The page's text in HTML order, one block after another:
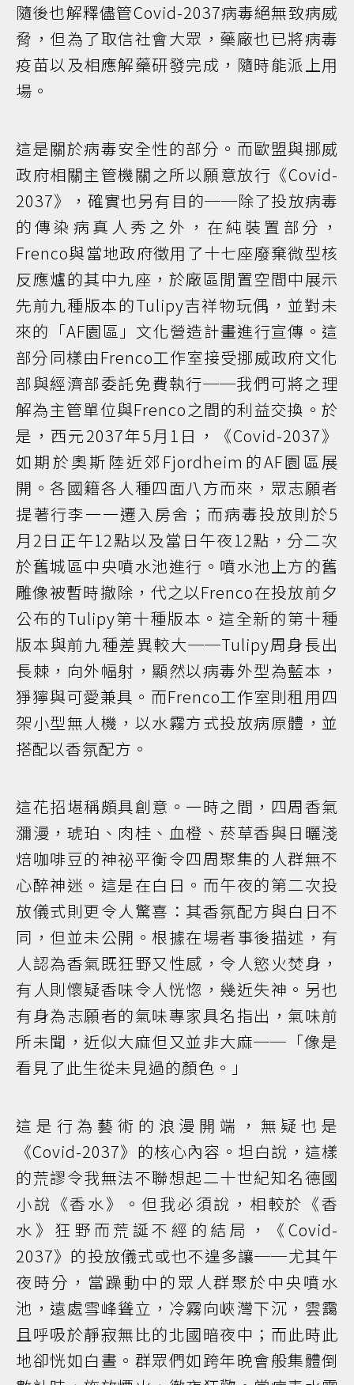
隨後也解釋儘管Covid-2037病毒絕無致病威
脅，但為了取信社會大眾，藥廠也已將病毒
疫苗以及相應解藥研發完成，隨時能派上用
場。
這是關於病毒安全性的部分。而歐盟與挪威
政府相關主管機關之所以願意放行《Covid-
2037》，確實也另有目的──除了投放病毒
的傳染病真人秀之外，在純裝置部分，
Frenco與當地政府徵用了十七座廢棄微型核
反應爐的其中九座，於廠區閒置空間中展示
先前九種版本的Tulipy吉祥物玩偶，並對未
來的「AF園區」文化營造計畫進行宣傳。這
部分同樣由Frenco工作室接受挪威政府文化
部與經濟部委託免費執行──我們可將之理
解為主管單位與Frenco之間的利益交換。於
是，西元2037年5月1日，《Covid-2037》
如期於奧斯陸近郊Fjordheim的AF園區展
開。各國籍各人種四面八方而來，眾志願者
提著行李一一遷入房舍；而病毒投放則於5
月2日正午12點以及當日午夜12點，分二次
於舊城區中央噴水池進行。噴水池上方的舊
雕像被暫時撤除，代之以Frenco在投放前夕
公布的Tulipy第十種版本。這全新的第十種
版本與前九種差異較大──Tulipy周身長出
長棘，向外幅射，顯然以病毒外型為藍本，
猙獰與可愛兼具。而Frenco工作室則租用四
架小型無人機，以水霧方式投放病原體，並
搭配以香氛配方。
這花招堪稱頗具創意。一時之間，四周香氣
瀰漫，琥珀、肉桂、血橙、菸草香與日曬淺
焙咖啡豆的神祕平衡令四周聚集的人群無不
心醉神迷。這是在白日。而午夜的第二次投
放儀式則更令人驚喜：其香氛配方與白日不
同，但並未公開。根據在場者事後描述，有
人認為香氣既狂野又性感，令人慾火焚身，
有人則懷疑香味令人恍惚，幾近失神。另也
有身為志願者的氣味專家具名指出，氣味前
所未聞，近似大麻但又並非大麻──「像是
看見了此生從未見過的顏色。」
這是行為藝術的浪漫開端，無疑也是
《Covid-2037》的核心內容。坦白說，這樣
的荒謬令我無法不聯想起二十世紀知名德國
小說《香水》。但我必須說，相較於《香
水》狂野而荒誕不經的結局，《Covid-
2037》的投放儀式或也不遑多讓──尤其午
夜時分，當躁動中的眾人群聚於中央噴水
池，遠處雪峰聳立，冷霧向峽灣下沉，雲靄
且呼吸於靜寂無比的北國暗夜中；而此時此
地卻恍如白晝。群眾們如跨年晚會般集體倒